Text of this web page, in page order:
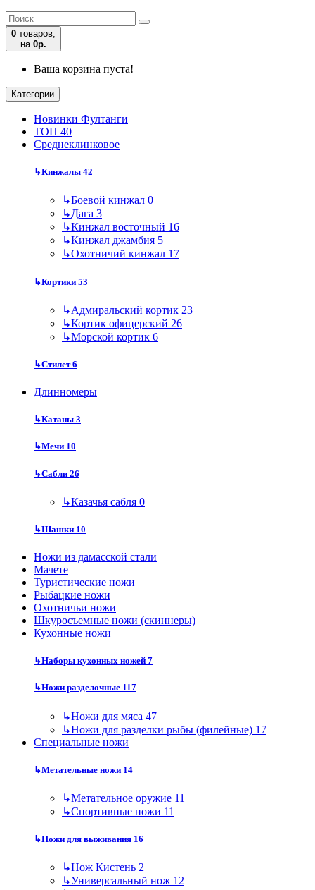
0 товаров,
на 0р.
Ваша корзина пуста!
Категории
Новинки Фултанги
ТОП 40
Среднеклинковое
↳Кинжалы 42
↳Боевой кинжал 0
↳Дага 3
↳Кинжал восточный 16
↳Кинжал джамбия 5
↳Охотничий кинжал 17
↳Кортики 53
↳Адмиральский кортик 23
↳Кортик офицерский 26
↳Морской кортик 6
↳Стилет6
Длинномеры
↳Катаны 3
↳Мечи 10
↳Сабли 26
↳Казачья сабля 0
↳Шашки 10
Ножи из дамасской стали
Мачете
Туристические ножи
Рыбацкие ножи
Охотничьи ножи
Шкуросъемные ножи (скиннеры)
Кухонные ножи
↳Наборы кухонных ножей 7
↳Ножи разделочные 117
↳Ножи для мяса 47
↳Ножи для разделки рыбы (филейные) 17
Специальные ножи
↳Метательные ножи 14
↳Метательное оружие 11
↳Спортивные ножи 11
↳Ножи для выживания 16
↳Нож Кистень 2
↳Универсальный нож 12